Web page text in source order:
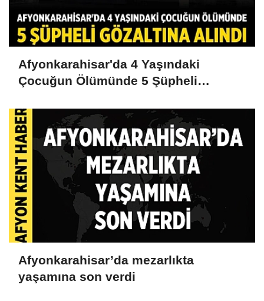
Afyonkarahisar'da 4 Yaşındaki
Çocuğun Ölümünde 5 Şüpheli
Afyonkarahisar’da mezarlıkta
yaşamına son verdi